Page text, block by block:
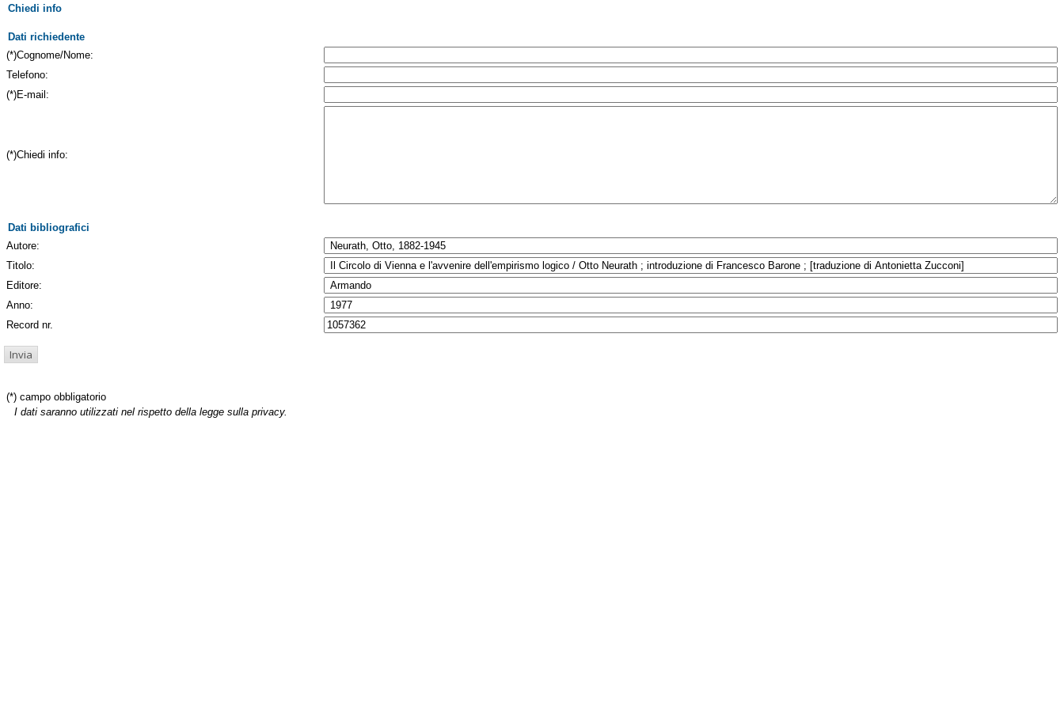
Chiedi info
Dati richiedente
(*)Cognome/Nome:
Telefono:
(*)E-mail:
(*)Chiedi info:
Dati bibliografici
Autore:
Titolo:
Editore:
Anno:
Record nr.
(*) campo obbligatorio
I dati saranno utilizzati nel rispetto della legge sulla privacy.